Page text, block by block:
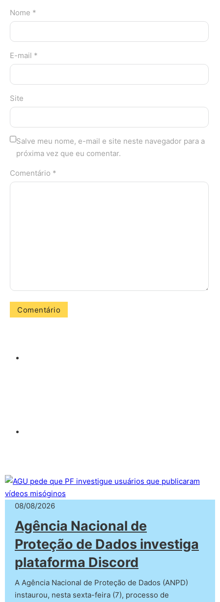
Nome *
E-mail *
Site
Salve meu nome, e-mail e site neste navegador para a
próxima vez que eu comentar.
Comentário *
08/08/2026
Agência Nacional de
Proteção de Dados investiga
plataforma Discord
A Agência Nacional de Proteção de Dados (ANPD)
instaurou, nesta sexta-feira (7), processo de